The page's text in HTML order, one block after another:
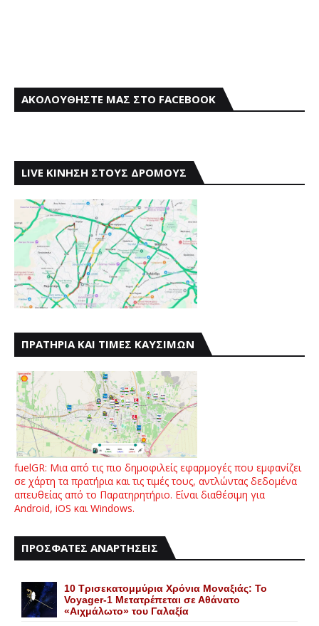
ΑΚΟΛΟΥΘΗΣΤΕ ΜΑΣ ΣΤΟ FACEBOOK
LIVE ΚΙΝΗΣΗ ΣΤΟΥΣ ΔΡΟΜΟΥΣ
ΠΡΑΤΗΡΙΑ ΚΑΙ ΤΙΜΕΣ ΚΑΥΣΙΜΩΝ
fuelGR: Μια από τις πιο δημοφιλείς εφαρμογές που εμφανίζει
σε χάρτη τα πρατήρια και τις τιμές τους, αντλώντας δεδομένα
απευθείας από το Παρατηρητήριο. Είναι διαθέσιμη για
Android, iOS και Windows.
ΠΡΟΣΦΑΤΕΣ ΑΝΑΡΤΗΣΕΙΣ
10 Τρισεκατομμύρια Χρόνια Μοναξιάς: Το
Voyager-1 Μετατρέπεται σε Αθάνατο
«Αιχμάλωτο» του Γαλαξία